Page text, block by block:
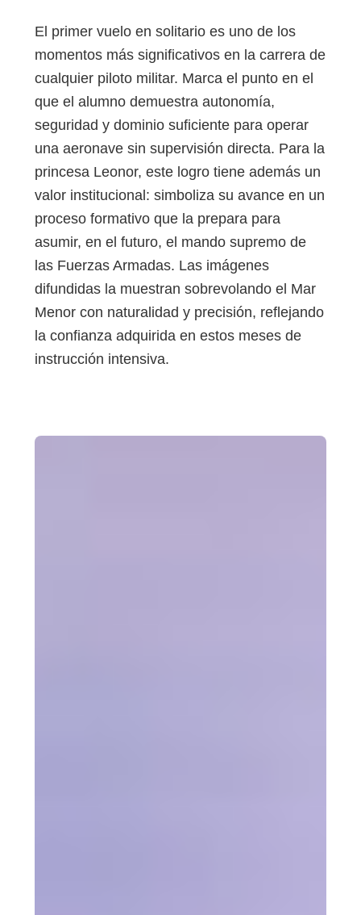
El primer vuelo en solitario es uno de los
momentos más significativos en la carrera de
cualquier piloto militar. Marca el punto en el
que el alumno demuestra autonomía,
seguridad y dominio suficiente para operar
una aeronave sin supervisión directa. Para la
princesa Leonor, este logro tiene además un
valor institucional: simboliza su avance en un
proceso formativo que la prepara para
asumir, en el futuro, el mando supremo de
las Fuerzas Armadas. Las imágenes
difundidas la muestran sobrevolando el Mar
Menor con naturalidad y precisión, reflejando
la confianza adquirida en estos meses de
instrucción intensiva.